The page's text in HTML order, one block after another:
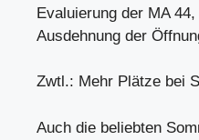
Evaluierung der MA
Ausdehnung der
Zwtl.: Mehr Plätze bei
Auch die beliebten